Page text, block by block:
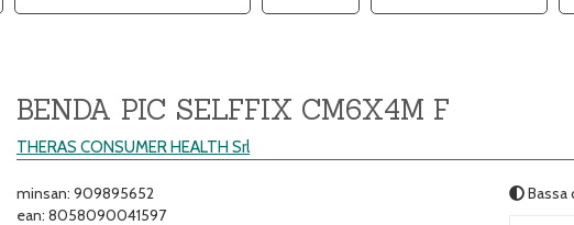
BENDA PIC SELFFIX CM6X4M F
THERAS CONSUMER HEALTH Srl
minsan: 909895652
ean: 8058090041597
Bassa